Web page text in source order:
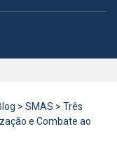
> SMAS > Três
e Combate ao